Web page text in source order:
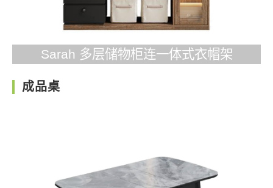
Sarah 多层储物柜连一体式衣帽架
成品桌